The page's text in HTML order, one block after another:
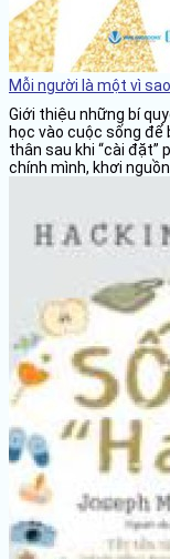
Mỗi người là một vì
Giới thiệu những bí
học vào cuộc sống để
thân sau khi “cài đặt”
chính mình, khơi